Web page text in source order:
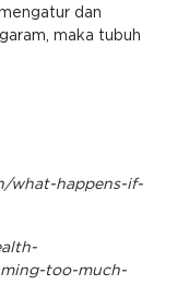
dan
maka tubuh
what-happens-if-
too-much-